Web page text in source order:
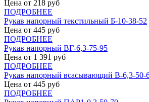
Цена от 218 руб
ПОДРОБНЕЕ
Рукав напорный текстильный Б-10-38-52
Цена от 445 руб
ПОДРОБНЕЕ
Рукав напорный ВГ-6,3-75-95
Цена от 1 391 руб
ПОДРОБНЕЕ
Рукав напорный всасывающий В-6,3-50-
Цена от 445 руб
ПОДРОБНЕЕ